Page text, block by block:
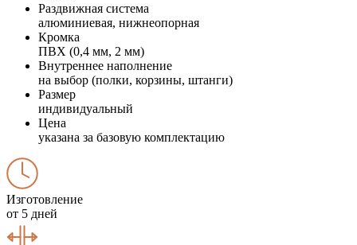
Раздвижная система
алюминиевая, нижнеопорная
Кромка
ПВХ (0,4 мм, 2 мм)
Внутреннее наполнение
на выбор (полки, корзины, штанги)
Размер
индивидуальный
Цена
указана за базовую комплектацию
Изготовление
от 5 дней